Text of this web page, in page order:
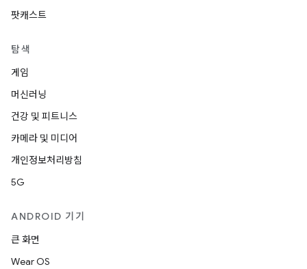
팟캐스트
탐색
게임
머신러닝
건강 및 피트니스
카메라 및 미디어
개인정보처리방침
5G
ANDROID 기기
큰 화면
Wear OS